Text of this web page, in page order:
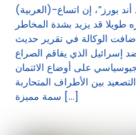
(العربية)-19/04/2024قالت وكالة “ستاندرد أند بورز”، إن اتساع
قد يزيد بشدة المخاطر
الوكالة في تقرير حديث
إسرائيل الذي يفاقم الصراع
على أوضاع الائتمان
بين الأطراف المتحاربة
سمة مميزة […]